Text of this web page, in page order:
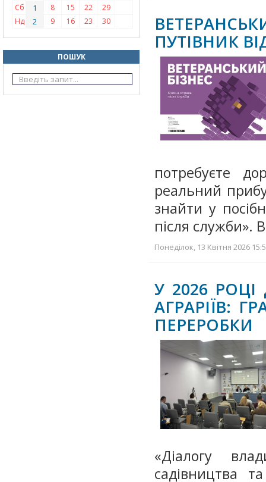
Сб
1 8 15 22
29
Нд
2 9 16 23 30
ПОШУК
ПУТІВНИК
потребуєте
реальний
знайти у
після служби».
Понеділок, 13 Квітня 2026
У 2026
АГРАРІЇВ:
ПЕРЕРОБКИ
«Діалогу
садівництва